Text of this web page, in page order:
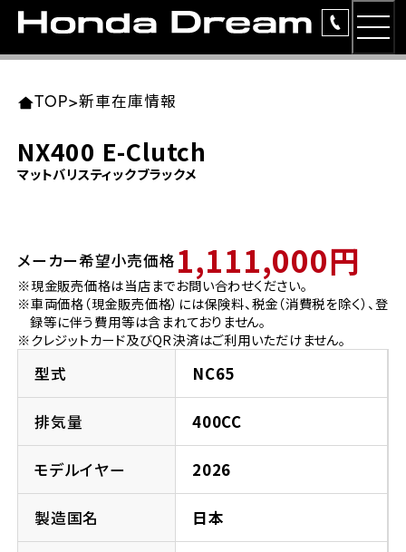
ラインアップ
レンタルバイク
洋用品
イベント
法人向けサービス
お問い合わせ
TOP>新車在庫情報
NX400 E-Clutch
マットバリスティックブラックメ
メーカー希望小売価格 1,111,000円
※現金販売価格は当店までお問い合わせください。
※車両価格（現金販売価格）には保険料、税金（消費税を除く）、登
録等に伴う費用等は含まれておりません。
※クレジットカード及びQR決済はご利用いただけません。
型式 NC65
排気量 400CC
モデルイヤー 2026
製造国名 日本
東北エリア 店舗一覧
岩手県
宮城県
ホンダドリーム 仙台泉
ホンダドリーム 宮城岩沼
福島県
ホンダドリーム 郡山
関東エリア 店舗一覧
東京都
ホンダドリーム 西東京
ホンダドリーム 練馬
ホンダドリーム 板橋
ホンダドリーム 葛飾
ホンダドリーム 大田
ホンダドリーム 立川
中部エリア 店舗一覧
愛知県
ホンダドリーム 名古屋南
ホンダドリーム 小牧
ホンダドリーム 名古屋東
ホンダドリーム 一宮
ホンダドリーム 豊橋
ホンダドリーム 名古屋上小田井
近畿エリア 店舗一覧
大阪府
ホンダドリーム 箕面
ホンダドリーム 藤井寺
ホンダドリーム 東淀川
ホンダドリーム 豊中
京都府
ホンダドリーム 京都伏見
中国・四国エリア 店舗一覧
岡山県
広島県
ホンダドリーム 広島
ホンダドリーム 福山
徳島県
ホンダドリーム 徳島
九州エリア 店舗一覧
福岡県
ホンダドリーム 福岡東
ホンダドリーム 久留米
ホンダドリーム 福岡春日
ホンダドリーム 福岡西
熊本県
ホンダドリーム 熊本